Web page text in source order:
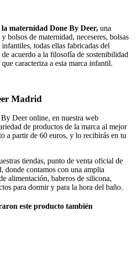
maternidad Done By Deer, una
bolsos de maternidad, neceseres, bolsas
todas ellas fabricadas del
acuerdo a la filosofía de sostenibilidad
caracteriza a esta marca infantil.
Madrid
Deer online, en nuestra web
de productos de la marca al mejor
a partir de 60 euros, y lo recibirás en tu
tiendas, punto de venta oficial de
contamos con una amplia
alimentación, baberos de silicona,
para dormir y para la hora del baño.
este producto también